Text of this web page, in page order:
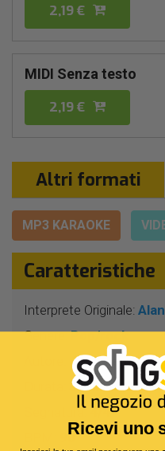
2,19 €
MIDI Senza testo
2,19 €
Altri formati
MP3 KARAOKE
Caratteristiche
Interprete Originale:
Genere:Pop/rock
J.Borgen -
3 Min 34 Sec
Segnatura: 4/4
90
Ricevi uno